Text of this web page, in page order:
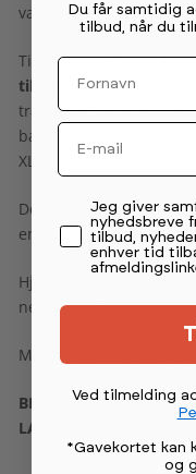
vægtskiver, kan vægten
TireFlip 180 XLkan
til 4 personer.2
træningen og
battleropes ved hjælpe
XL.
De 4 stød-og
en lydsvag træning.
Hjulene og håndtagene
nemt kan flyttes.
Målene på TireFlip XL er
BEGRÆNSET ANTAL -
LAGER HAVES
Du får samtidig
tilbud, når du
Fornavn
Email
Permission tekst
Jeg giver
nyhedsbreve
tilbud,
enhver tid
Ved tilmelding
*Gavekortet kan
og